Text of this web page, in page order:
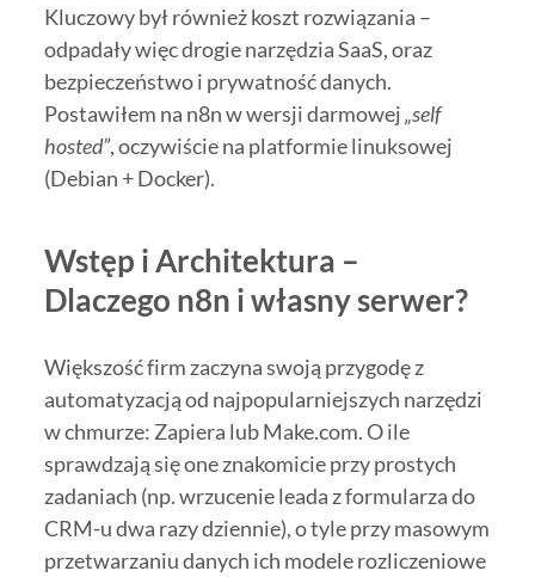
Kluczowy był również koszt rozwiązania –
odpadały więc drogie narzędzia SaaS, oraz
bezpieczeństwo i prywatność danych.
Postawiłem na n8n w wersji darmowej„self
hosted”, oczywiście na platformie linuksowej
(Debian + Docker).
Wstęp i Architektura –
Dlaczego n8n i własny serwer?
Większość firm zaczyna swoją przygodę z
automatyzacją od najpopularniejszych narzędzi
w chmurze: Zapiera lub Make.com. O ile
sprawdzają się one znakomicie przy prostych
zadaniach (np. wrzucenie leada z formularza do
CRM-u dwa razy dziennie), o tyle przy masowym
przetwarzaniu danych ich modele rozliczeniowe